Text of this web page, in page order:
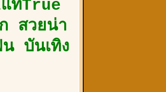
ท้True
สวยน่า
บันเทิง